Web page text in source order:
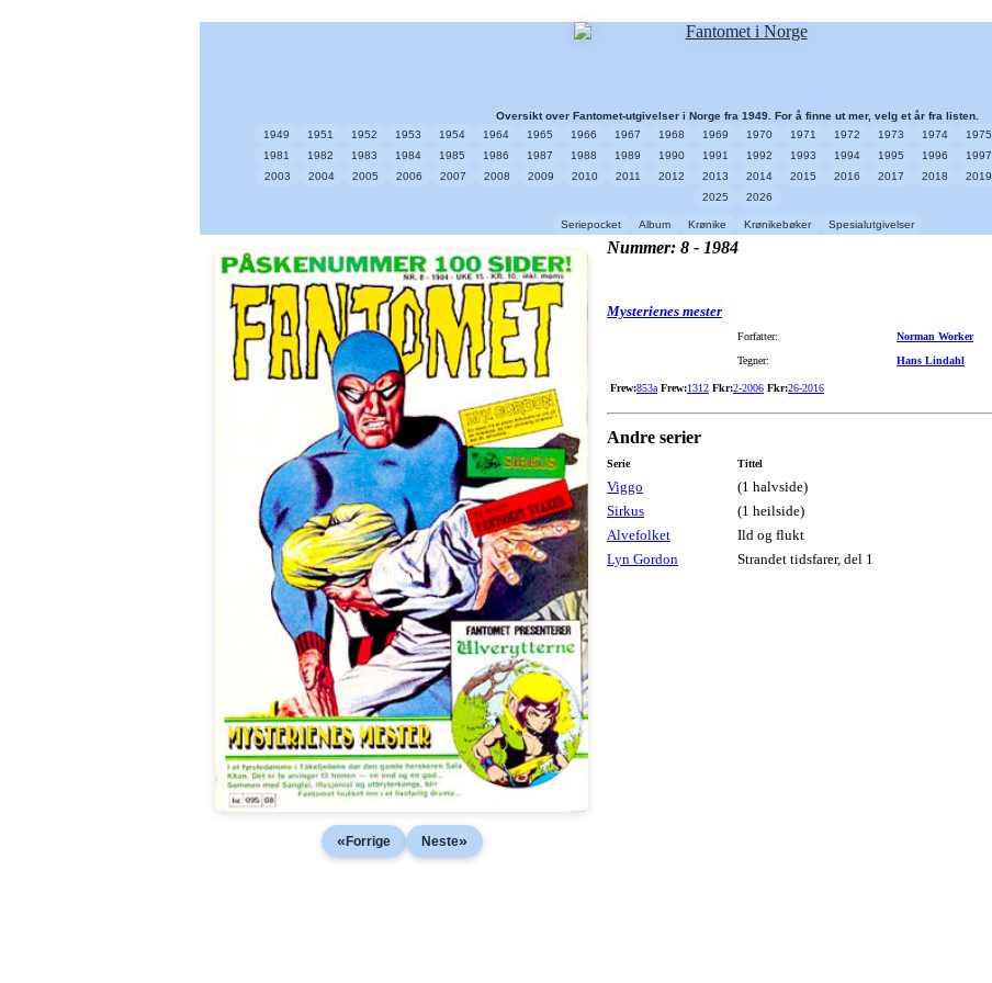
Oversikt over Fantomet-utgivelser i Norge fra 1949. For å finne ut mer, velg et år fra listen.
1949
1951 1952 1953 1954 1964 1965 1966 1967 1968 1969 1970 1971 1972 1973 1974 1975
1981
1982 1983 1984 1985 1986 1987 1988 1989 1990 1991 1992 1993 1994 1995 1996 1997
2003
2004 2005 2006 2007 2008 2009 2010 2011 2012 2013 2014 2015 2016 2017 2018 2019
2025
2026
Seriepocket Album Krønike Krønikebøker Spesialutgivelser
« Forrige Neste»
Nummer: 8 - 1984
Mysterienes mester
Forfatter:
Norman Worker
Tegner:
Hans Lindahl
Frew:853a Frew:1312 Fkr:2-2006 Fkr:26-2016
Andre serier
Serie Tittel
Viggo
(1 halvside)
Sirkus
(1 heilside)
Alvefolket
Ild og flukt
Lyn Gordon
Strandet tidsfarer, del 1